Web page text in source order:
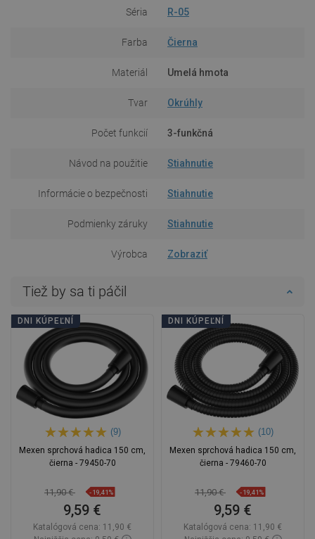
Séria R-05
Farba Čierna
Materiál Umelá hmota
Tvar Okrúhly
Počet funkcií 3-funkčná
Návod na použitie Stiahnutie
Informácie o bezpečnosti Stiahnutie
Podmienky záruky Stiahnutie
Výrobca Zobraziť
Tiež by sa ti páčil
DNI KÚPEĽNÍ
(9)
Mexen sprchová hadica 150 cm,
čierna - 79450-70
11,90 € -19,41%
9,59 €
Katalógová cena: 11,90 €
DNI KÚPEĽNÍ
(10)
Mexen sprchová hadica 150 cm,
čierna - 79460-70
11,90 € -19,41%
9,59 €
Katalógová cena: 11,90 €